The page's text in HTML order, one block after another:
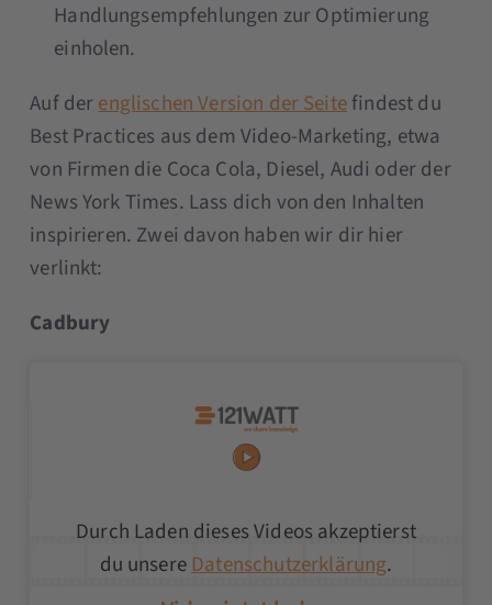
Handlungsempfehlungen zur Optimierung
einholen.
Auf derenglischen Version der Seitefindest du
Best Practices aus dem Video-Marketing, etwa
von Firmen die Coca Cola, Diesel, Audi oder der
News York Times. Lass dich von den Inhalten
inspirieren. Zwei davon haben wir dir hier
verlinkt:
Cadbury
Durch Laden dieses Videos akzeptierst
du unsereDatenschutzerklärung.